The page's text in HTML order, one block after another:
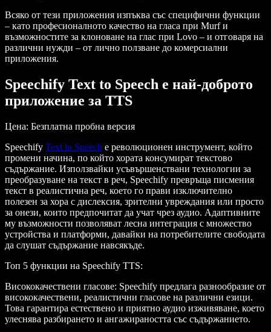
Всяко от тези приложения изпъква със специфични функции
– като професионалното качество на гласа при Murf и
възможностите за клоноване на глас при Lovo – и отговаря на
различни нужди – от лично ползване до комерсиални
приложения.
Speechify Text to Speech е най-доброто
приложение за TTS
Цена: Безплатна пробна версия
Speechify Text to Speech е революционен инструмент, който
промени начина, по който хората консумират текстово
съдържание. Използвайки усъвършенствани технологии за
преобразуване на текст в реч, Speechify превръща писмения
текст в реалистична реч, което го прави изключително
полезен за хора с дислексия, зрителни увреждания или просто
за онези, които предпочитат да учат чрез аудио. Адаптивните
му възможности позволяват лесна интеграция с множество
устройства и платформи, давайки на потребителите свободата
да слушат съдържание навсякъде.
Топ 5 функции на Speechify TTS:
Висококачествени гласове: Speechify предлага разнообразие от
висококачествени, реалистични гласове на различни езици.
Това гарантира естествено и приятно аудио изживяване, което
улеснява разбирането и ангажираността със съдържанието.